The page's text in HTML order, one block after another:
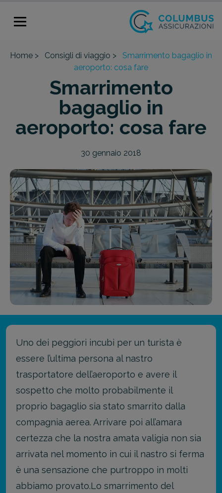
Home > Consigli di viaggio >
Smarrimento bagaglio in
aeroporto: cosa fare
Smarrimento
bagaglio in
aeroporto: cosa fare
30 gennaio 2018
Uno dei peggiori incubi per un turista è
essere l’ultima persona al nastro
trasportatore dell’aeroporto e avere il
sospetto che molto probabilmente il
proprio bagaglio sia stato smarrito dalla
compagnia aerea. Arrivare poi all’amara
certezza che la nostra amata valigia non sia
arrivata nel momento in cui il nastro si ferma
è una sensazione che purtroppo in molti
abbiamo provato.Lo smarrimento del